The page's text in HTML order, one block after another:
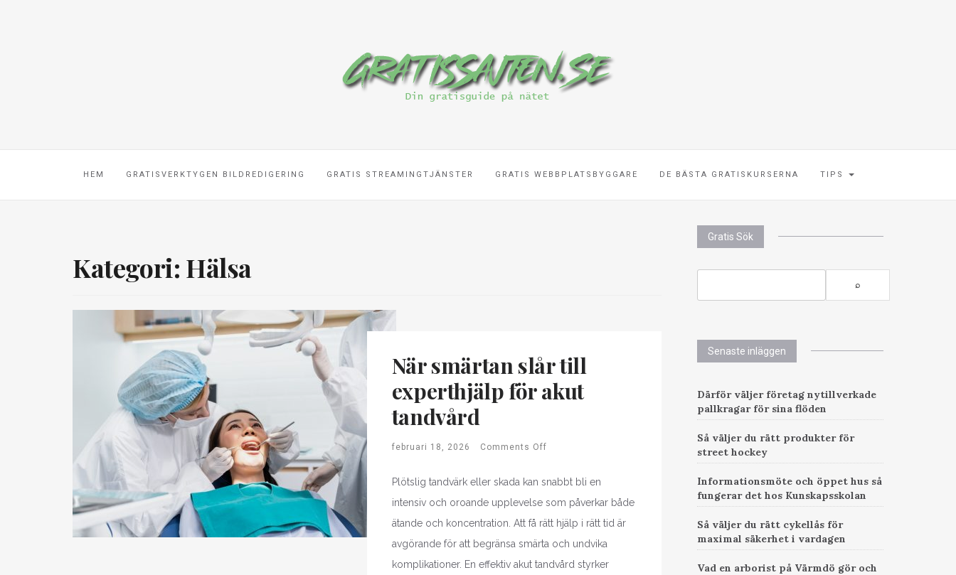
HEM GRATISVERKTYGEN BILDREDIGERING GRATIS STREAMINGTJÄNSTER GRATIS WEBBPLATSBYGGARE DE BÄSTA GRATISKURSERNA TIPS
Kategori: Hälsa
När smärtan slår till
experthjälp för akut
tandvård
februari 18, 2026 Comments Off
Plötslig tandvärk eller skada kan snabbt bli en
intensiv och oroande upplevelse som påverkar både
ätande och koncentration. Att få rätt hjälp i rätt tid är
avgörande för att begränsa smärta och undvika
komplikationer. En effektiv akut tandvård styrker
Gratis Sök
Senaste inläggen
Därför väljer företag nytillverkade
pallkragar för sina flöden
Så väljer du rätt produkter för
street hockey
Informationsmöte och öppet hus så
fungerar det hos Kunskapsskolan
Så väljer du rätt cykellås för
maximal säkerhet i vardagen
Vad en arborist på Värmdö gör och